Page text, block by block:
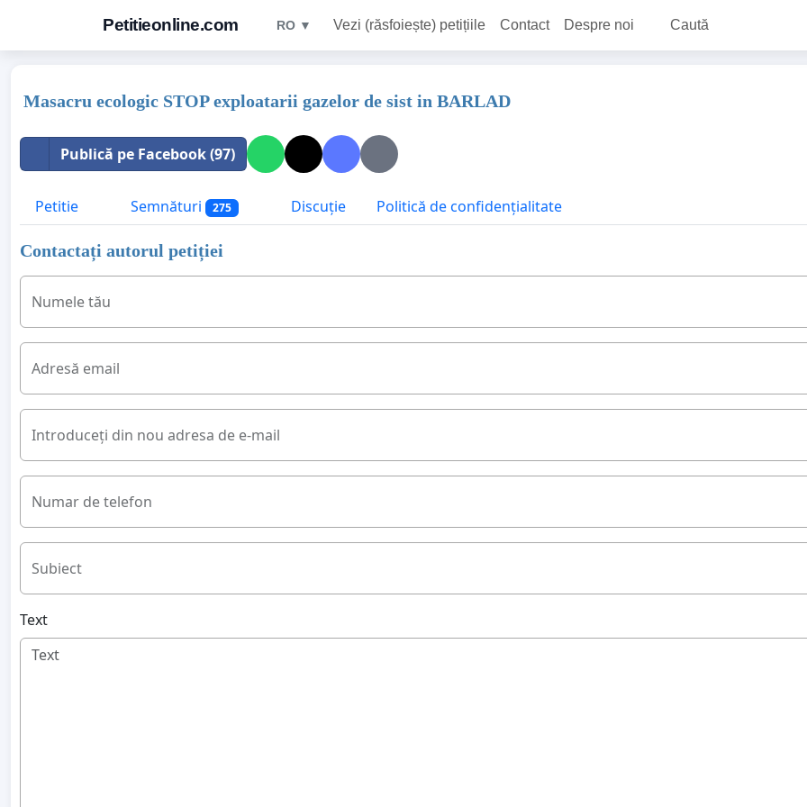
Petitieonline.com RO ▼ Vezi (răsfoiește) petițiile Contact Despre noi Caută
Masacru ecologic STOP exploatarii gazelor de sist in BARLAD
Publică pe Facebook (97)
Petitie Semnături 275 Discuție Politică de confidențialitate
Contactați autorul petiției
Numele tău
Adresă email
Introduceți din nou adresa de e-mail
Numar de telefon
Subiect
Text